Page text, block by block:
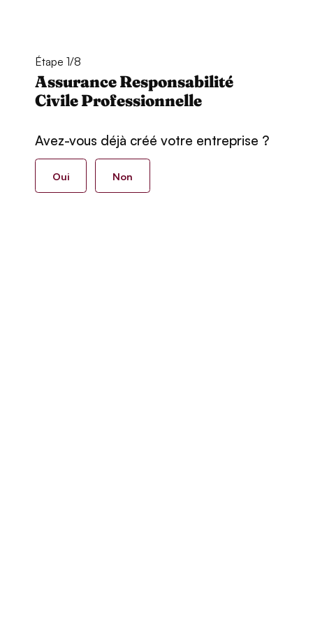
Étape 1/8
Assurance Responsabilité
Civile Professionnelle
Avez-vous déjà créé votre entreprise ?
Oui Non